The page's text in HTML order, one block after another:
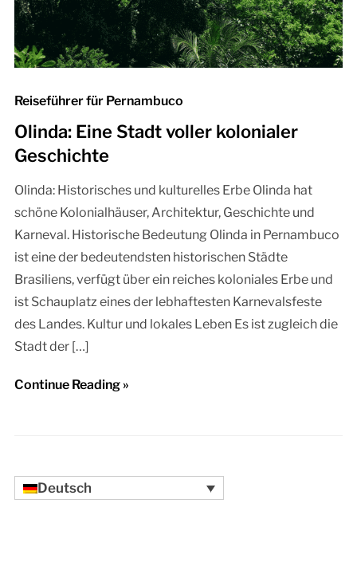
Reiseführer für Pernambuco
Olinda: Eine Stadt voller kolonialer
Geschichte
Olinda: Historisches und kulturelles Erbe Olinda hat
schöne Kolonialhäuser, Architektur, Geschichte und
Karneval. Historische Bedeutung Olinda in Pernambuco
ist eine der bedeutendsten historischen Städte
Brasiliens, verfügt über ein reiches koloniales Erbe und
ist Schauplatz eines der lebhaftesten Karnevalsfeste
des Landes. Kultur und lokales Leben Es ist zugleich die
Stadt der […]
Continue Reading »
Deutsch